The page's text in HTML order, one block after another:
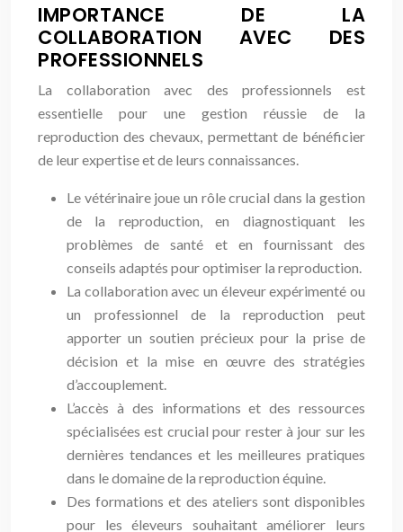
IMPORTANCE DE LA
COLLABORATION AVEC DES
PROFESSIONNELS
La collaboration avec des professionnels est
essentielle pour une gestion réussie de la
reproduction des chevaux, permettant de bénéficier
de leur expertise et de leurs connaissances.
Le vétérinaire joue un rôle crucial dans la gestion
de la reproduction, en diagnostiquant les
problèmes de santé et en fournissant des
conseils adaptés pour optimiser la reproduction.
La collaboration avec un éleveur expérimenté ou
un professionnel de la reproduction peut
apporter un soutien précieux pour la prise de
décision et la mise en œuvre des stratégies
d’accouplement.
L’accès à des informations et des ressources
spécialisées est crucial pour rester à jour sur les
dernières tendances et les meilleures pratiques
dans le domaine de la reproduction équine.
Des formations et des ateliers sont disponibles
pour les éleveurs souhaitant améliorer leurs